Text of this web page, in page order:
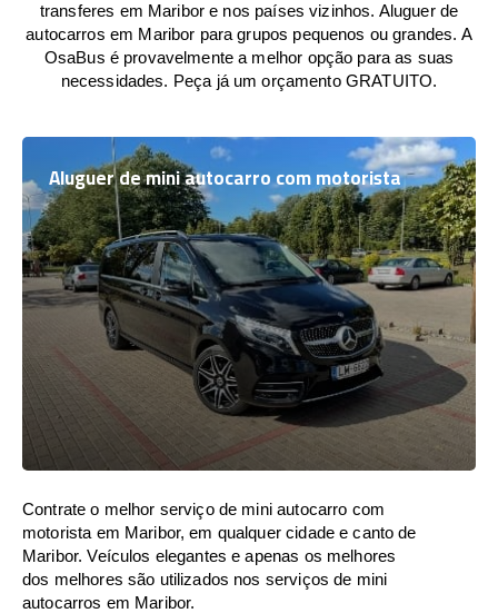
transferes em Maribor e nos países vizinhos. Aluguer de
autocarros em Maribor para grupos pequenos ou grandes. A
OsaBus é provavelmente a melhor opção para as suas
necessidades. Peça já um orçamento GRATUITO.
Aluguer de mini autocarro com motorista
Contrate o melhor serviço de mini autocarro com
motorista em Maribor, em qualquer cidade e canto de
Maribor. Veículos elegantes e apenas os melhores
dos melhores são utilizados nos serviços de mini
autocarros em Maribor.